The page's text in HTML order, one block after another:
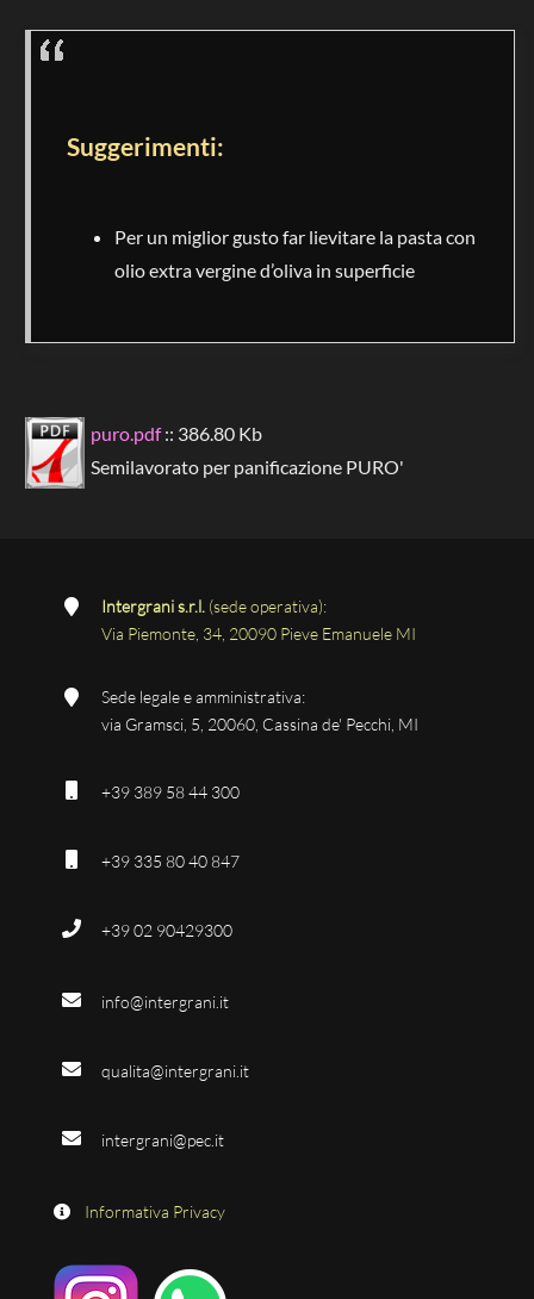
Suggerimenti:
Per un miglior gusto far lievitare la pasta con
olio extra vergine d’oliva in superficie
puro.pdf:: 386.80 Kb
Semilavorato per panificazione PURO'
Intergrani s.r.l.(sede operativa):
Via Piemonte, 34, 20090 Pieve Emanuele MI
Sede legale e amministrativa:
via Gramsci, 5, 20060, Cassina de' Pecchi, MI
+39 389 58 44 300
+39 335 80 40 847
+39 02 90429300
info@intergrani.it
qualita@intergrani.it
intergrani@pec.it
Informativa Privacy